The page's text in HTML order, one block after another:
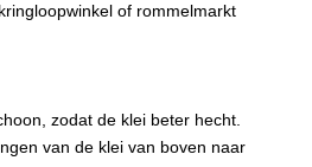
of rommelmarkt
zodat de klei beter hecht.
van de klei van boven naar